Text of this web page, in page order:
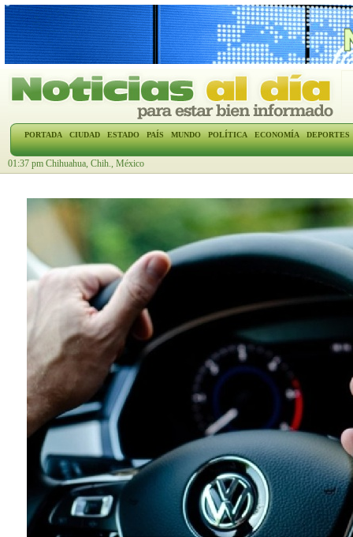
PORTADA CIUDAD ESTADO PAÍS MUNDO POLÍTICA ECONOMÍA DEPORTES
01:37 pm Chihuahua, Chih., México